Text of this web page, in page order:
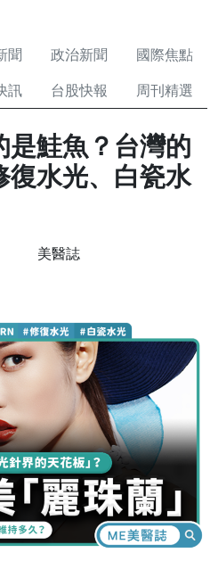
聞 政治新聞
國際焦點
訊
台股快報 周刊精選
是鮭魚？台灣的
復水光、白瓷水
美醫誌